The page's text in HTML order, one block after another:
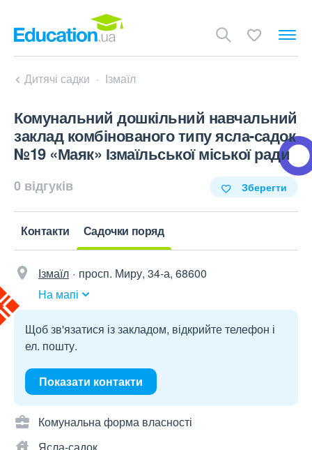
Дитячі садки Ізмаїл
Комунальний дошкільний навчальний
заклад комбінованого типу ясла-садок
№19 «Маяк» Ізмаїльської міської ради
0 відгуків Зберегти
Контакти Садочки поряд
Ізмаїл
просп. Миру, 34-а, 68600
На мапі
Щоб зв'язатися із закладом, відкрийте телефон і
ел. пошту.
Показати контакти
Комунальна форма власності